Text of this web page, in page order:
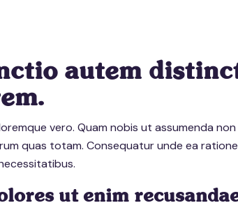
autem
vero. Quam nobis ut assumenda
quas totam. Consequatur unde ea
ut enim